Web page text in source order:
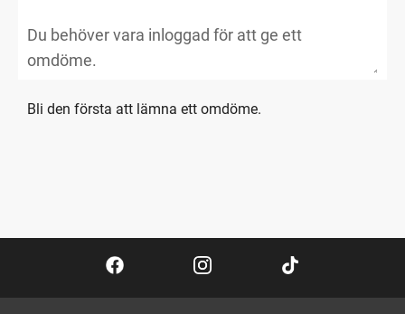
Bli den första att lämna ett omdöme.